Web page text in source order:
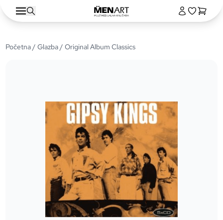
Početna/Glazba/ Original Album Classics